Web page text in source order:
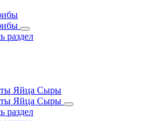
раздел
Яйца Сыры
Яйца Сыры
раздел